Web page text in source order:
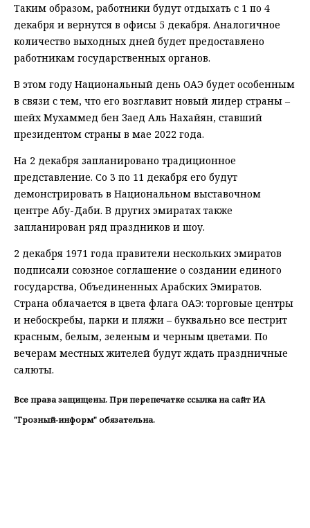
Таким образом, работники будут отдыхать с 1 по 4
декабря и вернутся в офисы 5 декабря. Аналогичное
количество выходных дней будет предоставлено
работникам государственных органов.
В этом году Национальный день ОАЭ будет особенным
в связи с тем, что его возглавит новый лидер страны –
шейх Мухаммед бен Заед Аль Нахайян, ставший
президентом страны в мае 2022 года.
На 2 декабря запланировано традиционное
представление. Со 3 по 11 декабря его будут
демонстрировать в Национальном выставочном
центре Абу-Даби. В других эмиратах также
запланирован ряд праздников и шоу.
2 декабря 1971 года правители нескольких эмиратов
подписали союзное соглашение о создании единого
государства, Объединенных Арабских Эмиратов.
Страна облачается в цвета флага ОАЭ: торговые центры
и небоскребы, парки и пляжи – буквально все пестрит
красным, белым, зеленым и черным цветами. По
вечерам местных жителей будут ждать праздничные
салюты.
Все права защищены. При перепечатке ссылка на сайт ИА
"Грозный-информ" обязательна.